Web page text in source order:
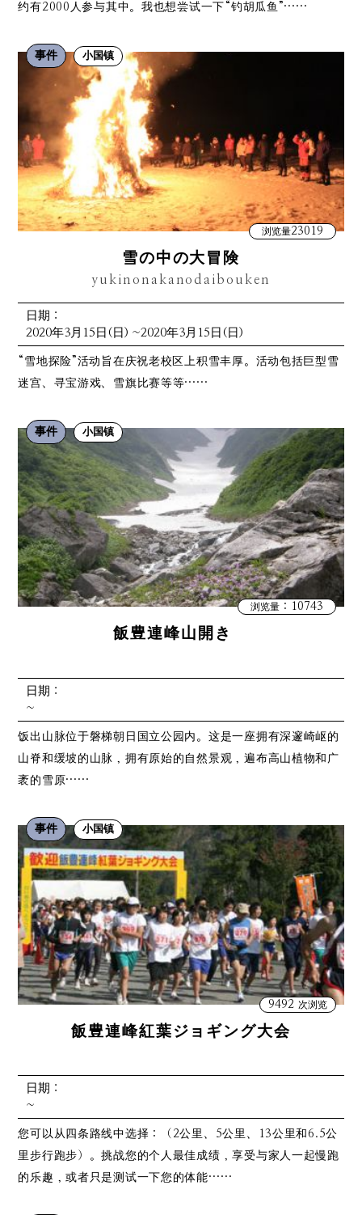
约有2000人参与其中。我也想尝试一下“钓胡瓜鱼”……
事件 小国镇
浏览量23019
雪の中の大冒険
yukinonakanodaibouken
日期：
2020年3月15日(日) ~2020年3月15日(日)
“雪地探险”活动旨在庆祝老校区上积雪丰厚。活动包括巨型雪
迷宫、寻宝游戏、雪旗比赛等等……
事件 小国镇
浏览量：10743
飯豊連峰山開き
日期：
~
饭出山脉位于磐梯朝日国立公园内。这是一座拥有深邃崎岖的
山脊和缓坡的山脉，拥有原始的自然景观，遍布高山植物和广
袤的雪原……
事件 小国镇
9492 次浏览
飯豊連峰紅葉ジョギング大会
日期：
~
您可以从四条路线中选择：（2公里、5公里、13公里和6.5公
里步行跑步）。挑战您的个人最佳成绩，享受与家人一起慢跑
的乐趣，或者只是测试一下您的体能……